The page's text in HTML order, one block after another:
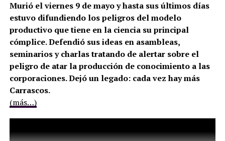
Murió el viernes 9 de mayo y hasta sus últimos días
estuvo difundiendo los peligros del modelo
productivo que tiene en la ciencia su principal
cómplice. Defendió sus ideas en asambleas,
seminarios y charlas tratando de alertar sobre el
peligro de atar la producción de conocimiento a las
corporaciones. Dejó un legado: cada vez hay más
Carrascos.
(más…)